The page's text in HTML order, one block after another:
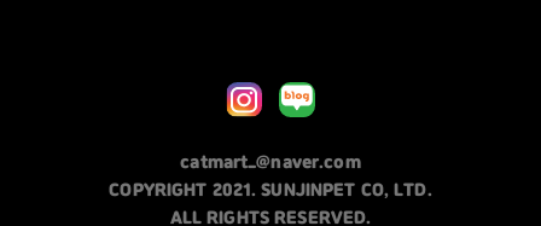
catmart_@naver.com
COPYRIGHT 2021. SUNJINPET CO, LTD.
ALL RIGHTS RESERVED.